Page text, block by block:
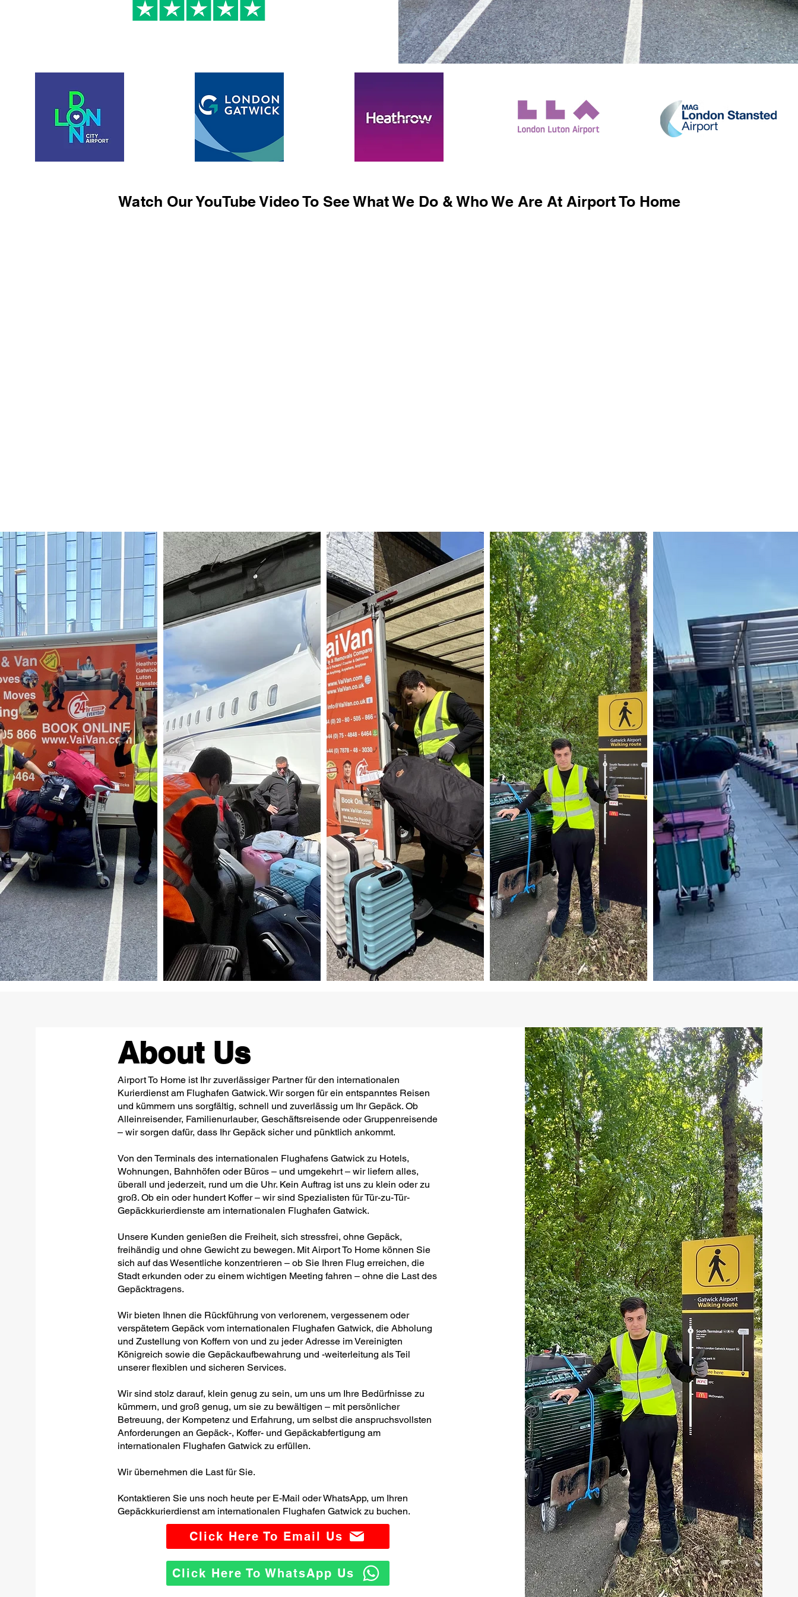
Watch Our YouTube Video To See What We Do & Who We Are At Airport To Home
About Us
Airport To Home ist Ihr zuverlässiger Partner für den internationalen
Kurierdienst am Flughafen Gatwick. Wir sorgen für ein entspanntes Reisen
und kümmern uns sorgfältig, schnell und zuverlässig um Ihr Gepäck. Ob
Alleinreisender, Familienurlauber, Geschäftsreisende oder Gruppenreisende
– wir sorgen dafür, dass Ihr Gepäck sicher und pünktlich ankommt.
Von den Terminals des internationalen Flughafens Gatwick zu Hotels,
Wohnungen, Bahnhöfen oder Büros – und umgekehrt – wir liefern alles,
überall und jederzeit, rund um die Uhr. Kein Auftrag ist uns zu klein oder zu
groß. Ob ein oder hundert Koffer – wir sind Spezialisten für Tür-zu-Tür-
Gepäckkurierdienste am internationalen Flughafen Gatwick.
Unsere Kunden genießen die Freiheit, sich stressfrei, ohne Gepäck,
freihändig und ohne Gewicht zu bewegen. Mit Airport To Home können Sie
sich auf das Wesentliche konzentrieren – ob Sie Ihren Flug erreichen, die
Stadt erkunden oder zu einem wichtigen Meeting fahren – ohne die Last des
Gepäcktragens.
Wir bieten Ihnen die Rückführung von verlorenem, vergessenem oder
verspätetem Gepäck vom internationalen Flughafen Gatwick, die Abholung
und Zustellung von Koffern von und zu jeder Adresse im Vereinigten
Königreich sowie die Gepäckaufbewahrung und -weiterleitung als Teil
unserer flexiblen und sicheren Services.
Wir sind stolz darauf, klein genug zu sein, um uns um Ihre Bedürfnisse zu
kümmern, und groß genug, um sie zu bewältigen – mit persönlicher
Betreuung, der Kompetenz und Erfahrung, um selbst die anspruchsvollsten
Anforderungen an Gepäck-, Koffer- und Gepäckabfertigung am
internationalen Flughafen Gatwick zu erfüllen.
Wir übernehmen die Last für Sie.
Kontaktieren Sie uns noch heute per E-Mail oder WhatsApp, um Ihren
Gepäckkurierdienst am internationalen Flughafen Gatwick zu buchen.
Click Here To Email Us
Click Here To WhatsApp Us